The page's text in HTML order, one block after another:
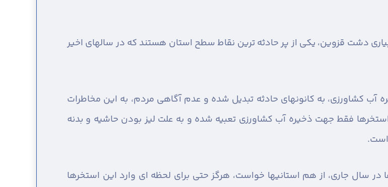
دشت قزوین، یکی از پر حادثه ترین نقاط سطح استان هستند که در سالهای اخیر
آب کشاورزی، به کانونهای حادثه تبدیل شده و عدم آگاهی مردم، به این مخاطرات
استخرها فقط جهت ذخیره آب کشاورزی تعبیه شده و به علت لیز بودن حاشیه و بدنه
است.
و‌ فوت ۸ نفر در این استخرها در سال جاری، از هم استانیها خواست، هرگز حتی برای لحظه ای وارد این استخرها